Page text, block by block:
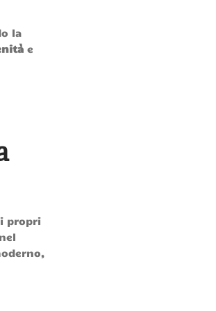
la
e
propri